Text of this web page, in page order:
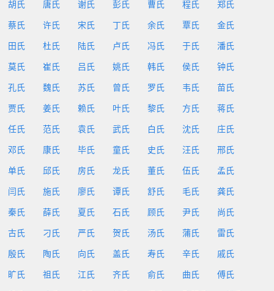
胡氏 唐氏 谢氏 彭氏 曹氏 程氏 郑氏
蔡氏 许氏 宋氏 丁氏 余氏 覃氏 金氏
田氏 杜氏 陆氏 卢氏 冯氏 于氏 潘氏
莫氏 崔氏 吕氏 姚氏 韩氏 侯氏 钟氏
孔氏 魏氏 苏氏 曾氏 罗氏 韦氏 苗氏
贾氏 姜氏 赖氏 叶氏 黎氏 方氏 蒋氏
任氏 范氏 袁氏 武氏 白氏 沈氏 庄氏
邓氏 康氏 毕氏 童氏 史氏 汪氏 邢氏
单氏 邱氏 房氏 龙氏 董氏 伍氏 孟氏
闫氏 施氏 廖氏 谭氏 舒氏 毛氏 龚氏
秦氏 薛氏 夏氏 石氏 顾氏 尹氏 尚氏
古氏 刁氏 严氏 贺氏 汤氏 蒲氏 雷氏
殷氏 陶氏 向氏 盖氏 寿氏 辛氏 戚氏
旷氏 祖氏 江氏 齐氏 俞氏 曲氏 傅氏